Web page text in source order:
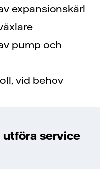
expansionskärl
pump och
vid behov
utföra service